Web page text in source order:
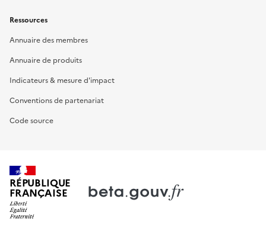
Ressources
Annuaire des membres
Annuaire de produits
Indicateurs & mesure d'impact
Conventions de partenariat
Code source
RÉPUBLIQUE
FRANÇAISE